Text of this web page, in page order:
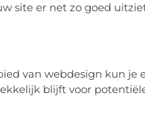
site er net zo goed
van webdesign kun je
blijft voor